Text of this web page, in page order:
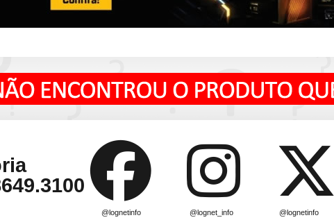
@lognetinfo @lognet_info @lognetinfo